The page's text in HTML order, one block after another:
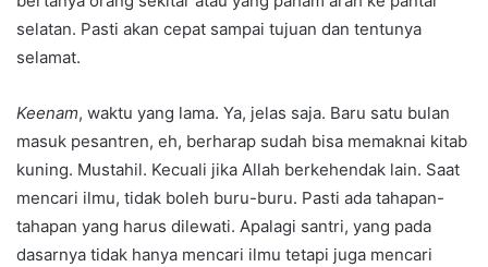
selatan. Pasti akan cepat sampai tujuan dan tentunya
selamat.
Keenam, waktu yang lama. Ya, jelas saja. Baru satu bulan
masuk pesantren, eh, berharap sudah bisa memaknai kitab
kuning. Mustahil. Kecuali jika Allah berkehendak lain. Saat
mencari ilmu, tidak boleh buru-buru. Pasti ada tahapan-
tahapan yang harus dilewati. Apalagi santri, yang pada
dasarnya tidak hanya mencari ilmu tetapi juga mencari